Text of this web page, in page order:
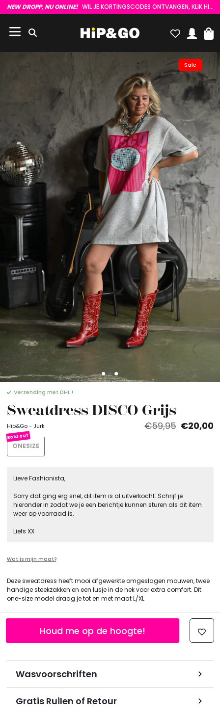
NEW DROPP, NU ONLINE! WIL JE KORTINGSCODES ONTVANGEN, KLIK HIER :)
Sale
Verzending met DHL !
Sweatdress DISCO Grijs
Hip&Go - Jurk €59,95 €20,00
ONESIZE
Lieve Fashionista,
Sorry dat ging erg snel, dit item is al uitverkocht. Schrijf je
hieronder in zodat we je een berichtje kunnen sturen als dit item
weer op voorraad is.
Liefs XX
Wat is mijn maat?
Deze sweatdress heeft mooi afgewerkte omgeslagen mouwen, twee
handige steekzakken en een lusje in de nek voor extra comfort. Dit
one-size model draag je tot en met maat L/XL
Wasvoorschriften
Gratis Ruilen of Retour
Houd me op de hoogte!